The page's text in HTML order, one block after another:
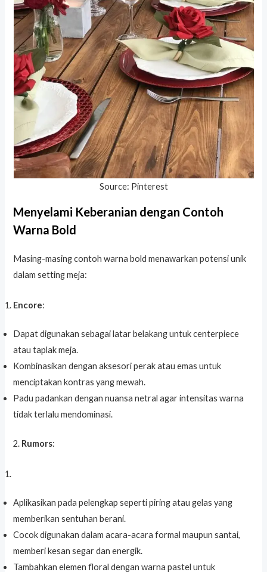
Source: Pinterest
Menyelami Keberanian dengan Contoh
Warna Bold
Masing-masing contoh warna bold menawarkan potensi unik
dalam setting meja:
Encore:
Dapat digunakan sebagai latar belakang untuk centerpiece
atau taplak meja.
Kombinasikan dengan aksesori perak atau emas untuk
menciptakan kontras yang mewah.
Padu padankan dengan nuansa netral agar intensitas warna
tidak terlalu mendominasi.
2. Rumors:
Aplikasikan pada pelengkap seperti piring atau gelas yang
memberikan sentuhan berani.
Cocok digunakan dalam acara-acara formal maupun santai,
memberi kesan segar dan energik.
Tambahkan elemen floral dengan warna pastel untuk